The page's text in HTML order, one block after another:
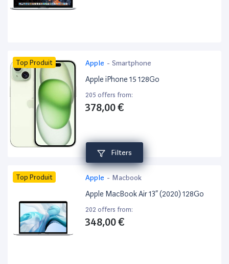
Filters
Top Produit Apple - Smartphone
Apple iPhone 15 128Go
205 offers from:
378,00 €
Top Produit Apple - Macbook
Apple MacBook Air 13” (2020) 128Go
202 offers from:
348,00 €